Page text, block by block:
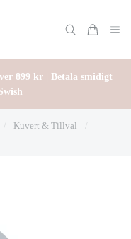
899 kr | Betala smidigt
Kuvert & Tillval